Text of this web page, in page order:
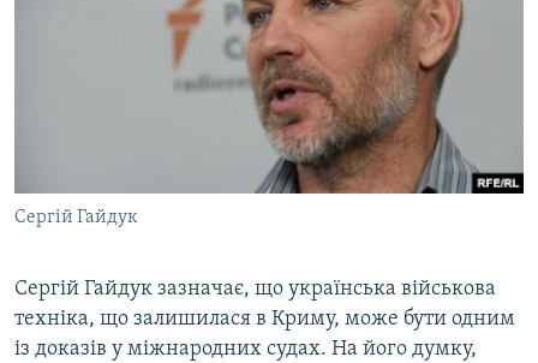
Сергій Гайдук
Сергій Гайдук зазначає, що українська військова
техніка, що залишилася в Криму, може бути одним
із доказів у міжнародних судах. На його думку,